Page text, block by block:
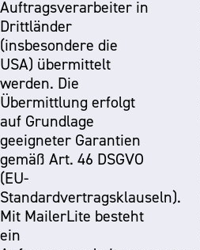
Auftragsverarbeiter in
Drittländer
(insbesondere die
USA) übermittelt
werden. Die
Übermittlung erfolgt
auf Grundlage
geeigneter Garantien
gemäß Art. 46 DSGVO
(EU-
Standardvertragsklauseln).
Mit MailerLite besteht
ein